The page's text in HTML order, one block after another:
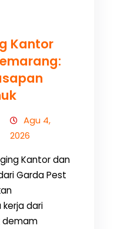
Kantor
Agu 4,
2026
Kantor dan
Garda Pest
dari
demam